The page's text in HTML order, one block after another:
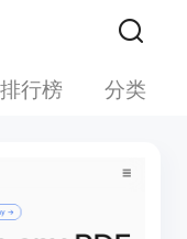
排行榜 分类